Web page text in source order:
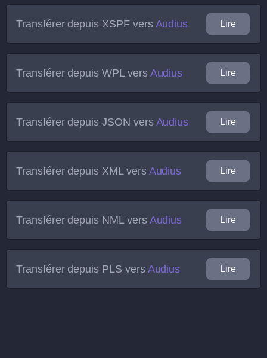
Transférer depuis XSPFvers Audius Lire
Transférer depuisWPLvers Audius Lire
Transférer depuisJSON vers Audius Lire
Transférer depuis XMLvers Audius Lire
Transférer depuis NMLvers Audius Lire
Transférer depuis PLS vers Audius Lire